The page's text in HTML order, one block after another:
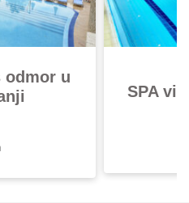
odmor u
SPA